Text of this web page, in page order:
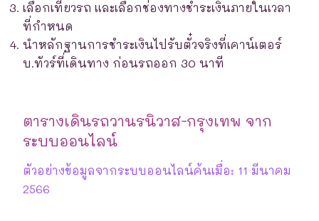
เลือกเที่ยวรถ และเลือกช่องทางชำระเงินภายในเวลา
ที่กำหนด
นำหลักฐานการชำระเงินไปรับตั๋วจริงที่เคาน์เตอร์
บ.ทัวร์ที่เดินทาง ก่อนรถออก 30 นาที
ตารางเดินรถวานรนิวาส-กรุงเทพ จาก
ระบบออนไลน์
ตัวอย่างข้อมูลจากระบบออนไลน์ค้นเมื่อ: 11 มีนาคม
2566